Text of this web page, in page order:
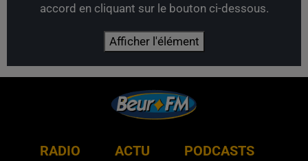
accord en cliquant sur le bouton ci-dessous.
Afficher l'élément
RADIO ACTU PODCASTS